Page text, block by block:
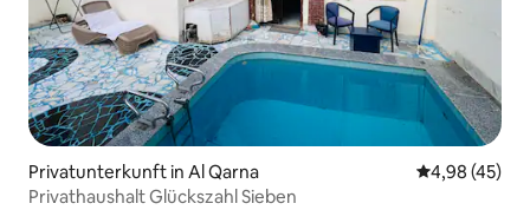
Privatunterkunft in Al Qarna
4,98 (45)
Privathaushalt Glückszahl Sieben